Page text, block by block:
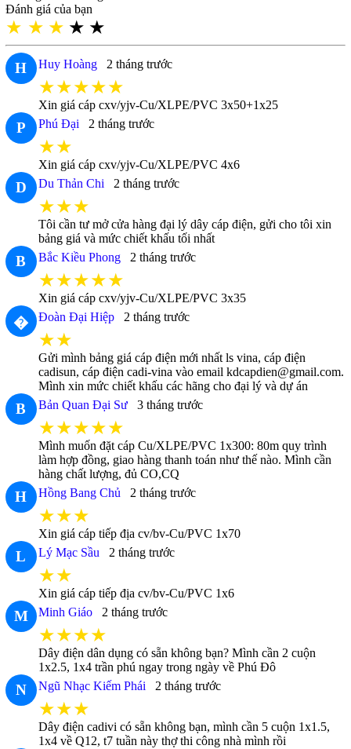
Đánh giá của bạn
★ ★ ★ ★ ★
H Huy Hoàng 2 tháng trước
★★★★★
Xin giá cáp cxv/yjv-Cu/XLPE/PVC 3x50+1x25
P Phú Đại 2 tháng trước
★★
Xin giá cáp cxv/yjv-Cu/XLPE/PVC 4x6
D Du Thản Chi 2 tháng trước
★★★
Tôi cần tư mở cửa hàng đại lý dây cáp điện, gửi cho tôi xin
bảng giá và mức chiết khấu tối nhất
B Bắc Kiều Phong 2 tháng trước
★★★★★
Xin giá cáp cxv/yjv-Cu/XLPE/PVC 3x35
� Đoàn Đại Hiệp 2 tháng trước
★★
Gửi mình bảng giá cáp điện mới nhất ls vina, cáp điện
cadisun, cáp điện cadi-vina vào email kdcapdien@gmail.com.
Mình xin mức chiết khấu các hãng cho đại lý và dự án
B Bản Quan Đại Sư 3 tháng trước
★★★★★
Mình muốn đặt cáp Cu/XLPE/PVC 1x300: 80m quy trình
làm hợp đồng, giao hàng thanh toán như thế nào. Mình cần
hàng chất lượng, đủ CO,CQ
H Hồng Bang Chủ 2 tháng trước
★★★
Xin giá cáp tiếp địa cv/bv-Cu/PVC 1x70
L Lý Mạc Sầu 2 tháng trước
★★
Xin giá cáp tiếp địa cv/bv-Cu/PVC 1x6
M Minh Giáo 2 tháng trước
★★★★
Dây điện dân dụng có sẵn không bạn? Mình cần 2 cuộn
1x2.5, 1x4 trần phú ngay trong ngày về Phú Đô
N Ngũ Nhạc Kiếm Phái 2 tháng trước
★★★
Dây điện cadivi có sẵn không bạn, mình cần 5 cuộn 1x1.5,
1x4 về Q12, t7 tuần này thợ thi công nhà mình rồi